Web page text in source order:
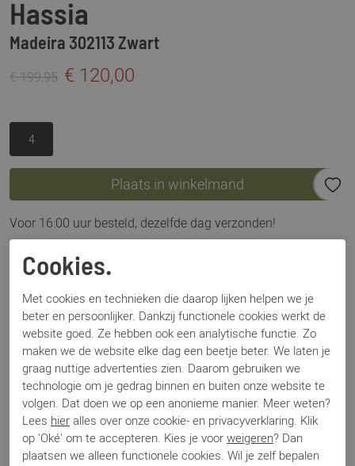
Hassia
Madeira 302113 Zwart
€ 199,95 € 120,00
4
Plaats in winkelmand
Voor 16:00 uur besteld, dezelfde dag verzonden!
Omschrijving
Specificaties
Merk
Hassia
Artikelnummer
Madeira 302113
Breedtemaat
G
Los voetbed
Ja
Categorie
Enkellaars
Cookies.
Met cookies en technieken die daarop lijken helpen we je
beter en persoonlijker. Dankzij functionele cookies werkt de
website goed. Ze hebben ook een analytische functie. Zo
maken we de website elke dag een beetje beter. We laten je
graag nuttige advertenties zien. Daarom gebruiken we
technologie om je gedrag binnen en buiten onze website te
volgen. Dat doen we op een anonieme manier. Meer weten?
Lees hier alles over onze cookie- en privacyverklaring. Klik
op 'Oké' om te accepteren. Kies je voor weigeren? Dan
plaatsen we alleen functionele cookies. Wil je zelf bepalen